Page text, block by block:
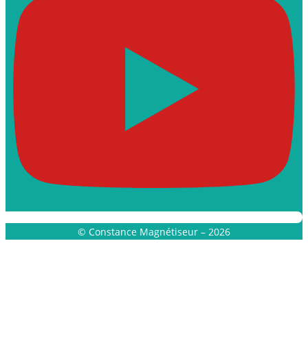
© Constance Magnétiseur – 2026